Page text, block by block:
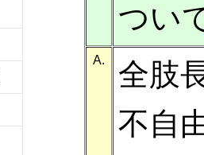
つい
A.
全肢
不自